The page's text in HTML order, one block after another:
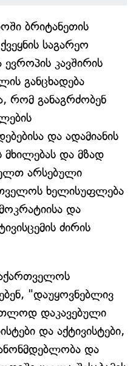
ბრიტანეთის
საგარეო
ევროპის კავშირის
განცხადება
რომ განაგრძობენ
და ადამიანის
მხილებას და მზად
არსებული
ხელისუფლება
და
ძირის
"დაუყოვნებლივ
დაკავებული
და აქტივისტები,
და